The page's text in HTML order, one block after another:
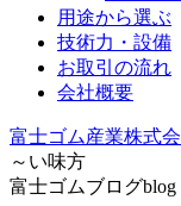
用途から選ぶ
技術力・設備
お取引の流れ
会社概要
富士ゴム産業株式
～い味方
富士ゴムブログblog